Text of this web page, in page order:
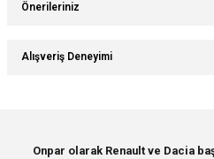
Önerileriniz
Bu ürünün fiyat bilgisi, resim, ürün
yetersiz gördüğünüz noktaları öneri
Ürün resmi kalitesiz, bozuk veya
Alışveriş Deneyimi
Onpar olarak Renault ve Dacia